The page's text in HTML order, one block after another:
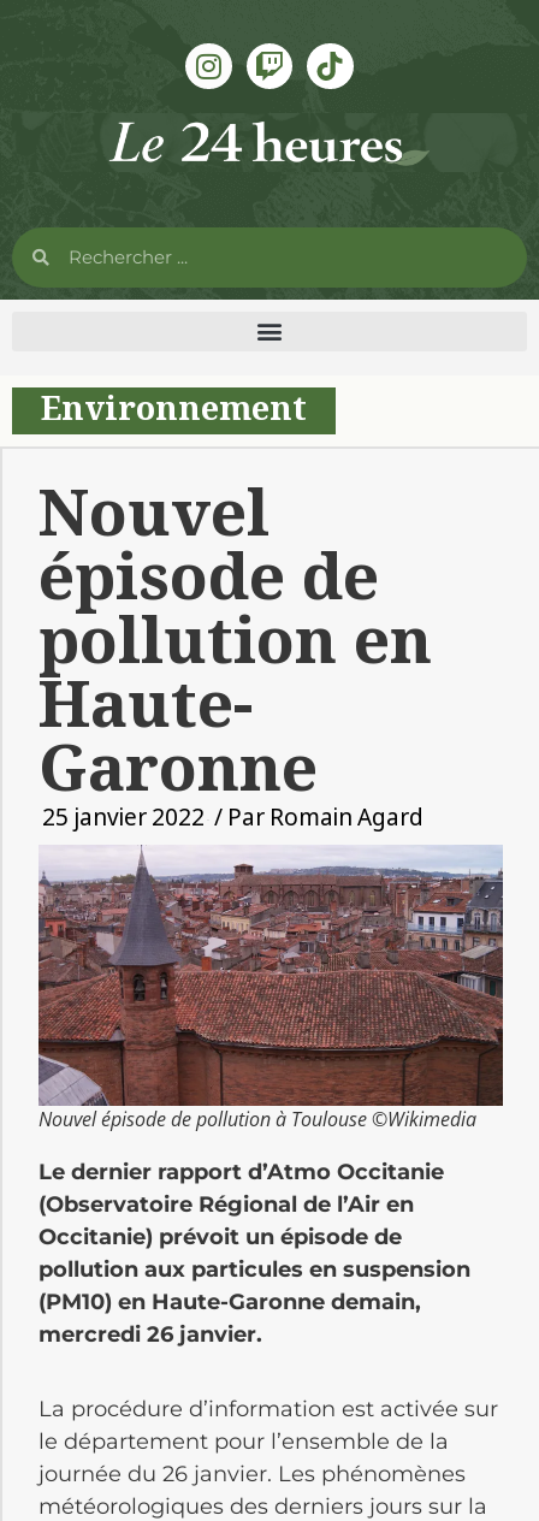
Environnement
Nouvel
épisode de
pollution en
Haute-
Garonne
25 janvier 2022 / Par Romain Agard
Nouvel épisode de pollution à Toulouse ©Wikimedia
Le dernier rapport d’Atmo Occitanie
(Observatoire Régional de l’Air en
Occitanie) prévoit un épisode de
pollution aux particules en suspension
(PM10) en Haute-Garonne demain,
mercredi 26 janvier.
La procédure d’information est activée sur
le département pour l’ensemble de la
journée du 26 janvier. Les phénomènes
météorologiques des derniers jours sur la